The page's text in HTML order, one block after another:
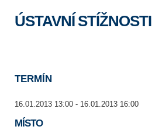
ÚSTAVNÍ STÍŽNOSTI
TERMÍN
16.01.2013 13:00 - 16.01.2013 16:00
MÍSTO